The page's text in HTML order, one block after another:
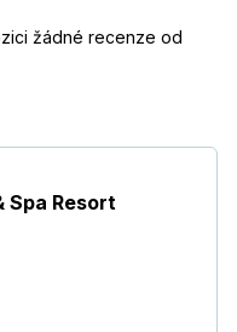
žádné recenze od
Spa Resort